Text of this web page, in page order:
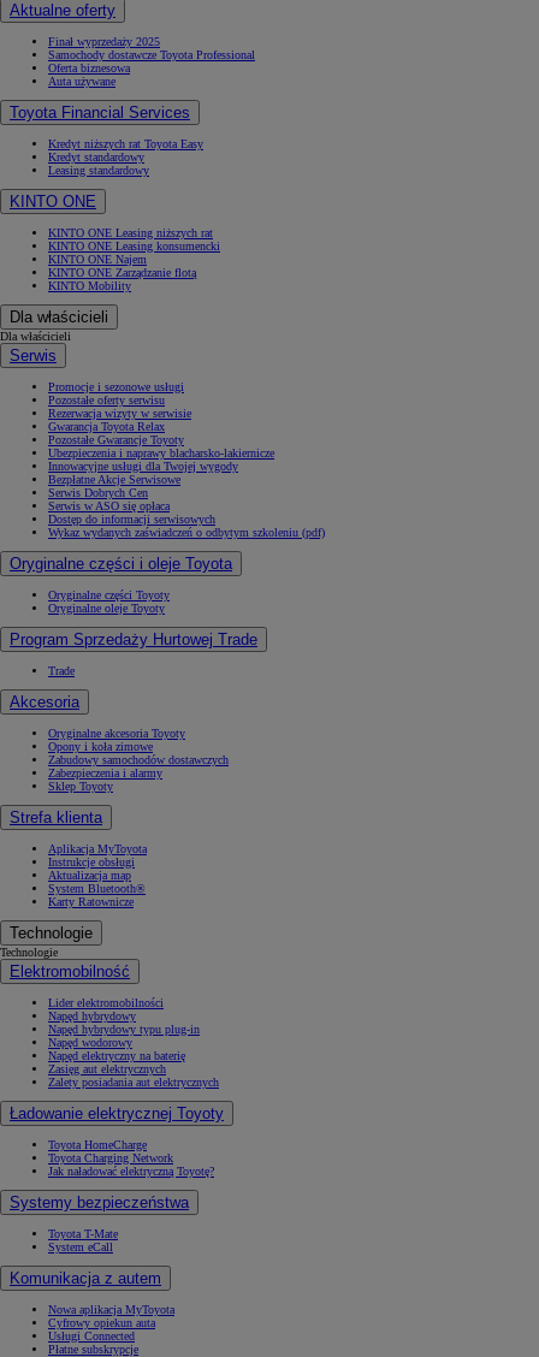
Aktualne oferty
Finał wyprzedaży 2025
Samochody dostawcze Toyota Professional
Oferta biznesowa
Auta używane
Toyota Financial Services
Kredyt niższych rat Toyota Easy
Kredyt standardowy
Leasing standardowy
KINTO ONE
KINTO ONE Leasing niższych rat
KINTO ONE Leasing konsumencki
KINTO ONE Najem
KINTO ONE Zarządzanie flotą
KINTO Mobility
Dla właścicieli
Dla właścicieli
Serwis
Promocje i sezonowe usługi
Pozostałe oferty serwisu
Rezerwacja wizyty w serwisie
Gwarancja Toyota Relax
Pozostałe Gwarancje Toyoty
Ubezpieczenia i naprawy blacharsko-lakiernicze
Innowacyjne usługi dla Twojej wygody
Bezpłatne Akcje Serwisowe
Serwis Dobrych Cen
Serwis w ASO się opłaca
Dostęp do informacji serwisowych
Wykaz wydanych zaświadczeń o odbytym szkoleniu (pdf)
Oryginalne części i oleje Toyota
Oryginalne części Toyoty
Oryginalne oleje Toyoty
Program Sprzedaży Hurtowej Trade
Trade
Akcesoria
Oryginalne akcesoria Toyoty
Opony i koła zimowe
Zabudowy samochodów dostawczych
Zabezpieczenia i alarmy
Sklep Toyoty
Strefa klienta
Aplikacja MyToyota
Instrukcje obsługi
Aktualizacja map
System Bluetooth®
Karty Ratownicze
Technologie
Technologie
Elektromobilność
Lider elektromobilności
Napęd hybrydowy
Napęd hybrydowy typu plug-in
Napęd wodorowy
Napęd elektryczny na baterię
Zasięg aut elektrycznych
Zalety posiadania aut elektrycznych
Ładowanie elektrycznej Toyoty
Toyota HomeCharge
Toyota Charging Network
Jak naładować elektryczną Toyotę?
Systemy bezpieczeństwa
Toyota T-Mate
System eCall
Komunikacja z autem
Nowa aplikacja MyToyota
Cyfrowy opiekun auta
Usługi Connected
Płatne subskrypcje